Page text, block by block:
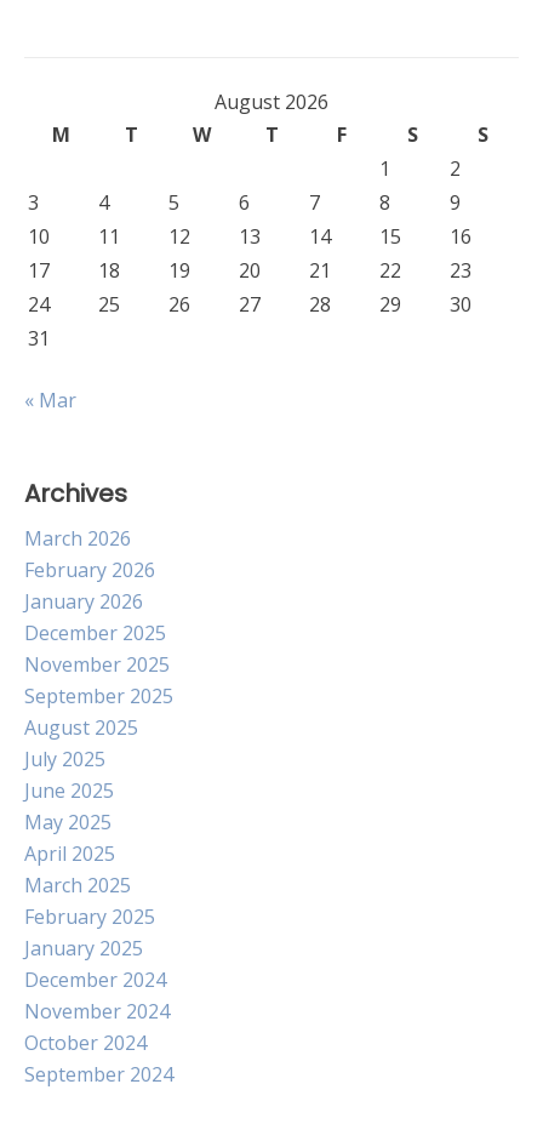
August 2026
M
T W T F S
S
1
2
3
4 5 6 7 8
9
10
11 12 13 14 15
16
17
18 19 20 21 22
23
24
25 26 27 28 29
30
31
« Mar
Archives
March 2026
February 2026
January 2026
December 2025
November 2025
September 2025
August 2025
July 2025
June 2025
May 2025
April 2025
March 2025
February 2025
January 2025
December 2024
November 2024
October 2024
September 2024